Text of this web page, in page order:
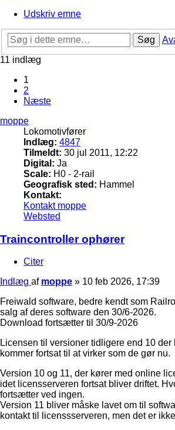
Udskriv emne
Søg
11 indlæg
1
2
Næste
moppe
Lokomotivfører
Indlæg: 4847
Tilmeldt: 30 jul 2011, 12:22
Digital: Ja
Scale: H0 - 2-rail
Geografisk sted: Hammel
Kontakt:
Kontakt moppe
Websted
Traincontroller ophører
Citer
Indlæg af moppe » 10 feb 2026, 17:39
Freiwald software, bedre kendt som
salg af deres software den 30/6-2026.
Download fortsætter til 30/9-2026
Licensen til versioner tidligere end 10
kommer fortsat til at virker som de gør nu.
Version 10 og 11, der kører med online
idet licensserveren fortsat bliver driftet.
fortsætter ved ingen.
Version 11 bliver måske lavet om til
kontakt til licenssserveren, men det er